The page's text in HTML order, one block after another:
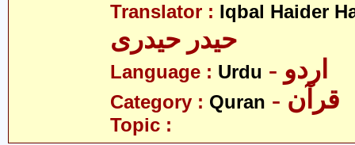
Translator : Iqbal Haider
حیدر حیدری
Language : Urdu - اردو
Category : Quran - قرآن
Topic :